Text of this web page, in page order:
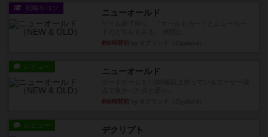
戦略やコツ ニューオールド
約6時間前
レビュー ニューオールド
約6時間前
レビュー デクリプト